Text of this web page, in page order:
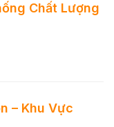
Chất Lượng
– Khu Vực